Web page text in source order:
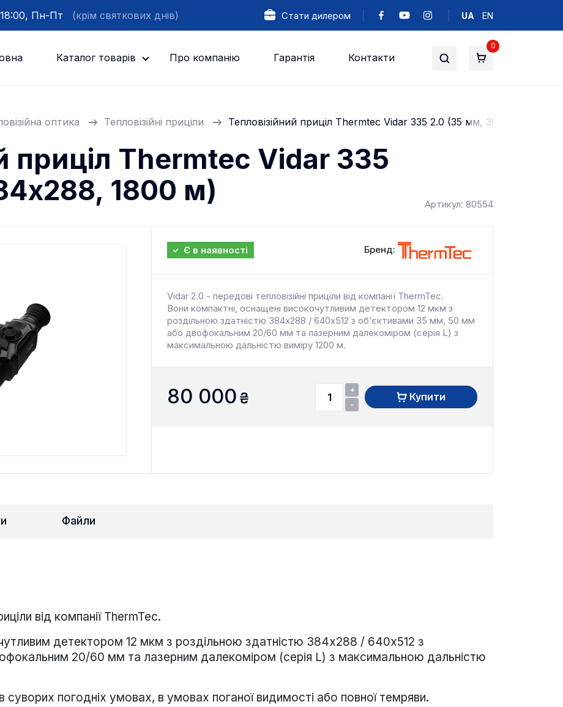
Пн-Пт (крім святкових днів) Стати дилером UA EN
Каталог товарів Про компанію Гарантія Контакти
0
оптика Тепловізійні приціли Тепловізійний приціл Thermtec Vidar 335 2.0 (35 мм, 384х288, 1800
приціл Thermtec Vidar 335
1800 м)
Артикул: 80554
Є в наявності Бренд:
Vidar 2.0 - передові тепловізійні приціли від компанії ThermTec.
Вони компактні, оснащені високочутливим детектором 12 мкм з
роздільною здатністю 384х288 / 640x512 з об’єктивами 35 мм, 50 мм
або двофокальним 20/60 мм та лазерним далекоміром (серія L) з
максимальною дальністю виміру 1200 м.
80 000 ₴
+
-
Купити
Файли
від компанії ThermTec.
детектором 12 мкм з роздільною здатністю 384х288 / 640x512 з
20/60 мм та лазерним далекоміром (серія L) з максимальною дальністю
суворих погодніх умовах, в умовах поганої видимості або повної темряви.